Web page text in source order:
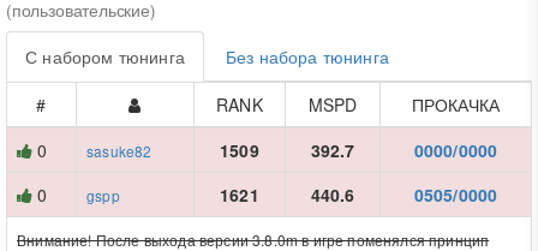
(пользовательские)
С набором тюнинга
Без набора тюнинга
#
RANK MSPD
ПРОКАЧКА
0
sasuke82 1509 392.7
0000/0000
0
gspp 1621 440.6 0505/0000
Внимание! После выхода версии 3.8.0m в игре поменялся принцип